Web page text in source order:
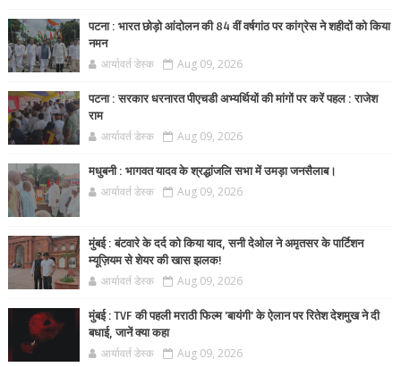
पटना : भारत छोड़ो आंदोलन की 84 वीं वर्षगांठ पर कांग्रेस ने शहीदों को किया
नमन
आर्यावर्त डेस्क Aug 09, 2026
पटना : सरकार धरनारत पीएचडी अभ्यर्थियों की मांगों पर करें पहल : राजेश
राम
आर्यावर्त डेस्क Aug 09, 2026
मधुबनी : भागवत यादव के श्रद्धांजलि सभा में उमड़ा जनसैलाब।
आर्यावर्त डेस्क Aug 09, 2026
मुंबई : बंटवारे के दर्द को किया याद, सनी देओल ने अमृतसर के पार्टिशन
म्यूज़ियम से शेयर की खास झलक!
आर्यावर्त डेस्क Aug 09, 2026
मुंबई : TVF की पहली मराठी फिल्म 'बायंगी' के ऐलान पर रितेश देशमुख ने दी
बधाई, जानें क्या कहा
आर्यावर्त डेस्क Aug 09, 2026